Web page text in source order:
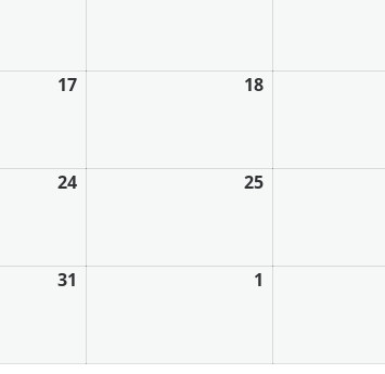
17 18
24 25
31 1